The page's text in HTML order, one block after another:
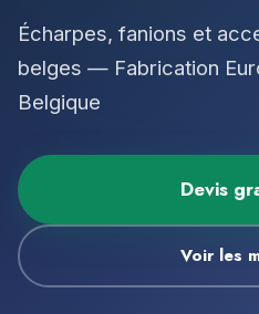
Écharpes, fanions et
belges — Fabrication
Belgique
Devis
Voir les